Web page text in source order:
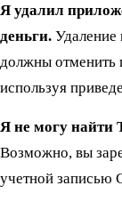
Я удалил
деньги. Удаление
должны отменить
используя
Я не могу найти
Возможно, вы
учетной записью